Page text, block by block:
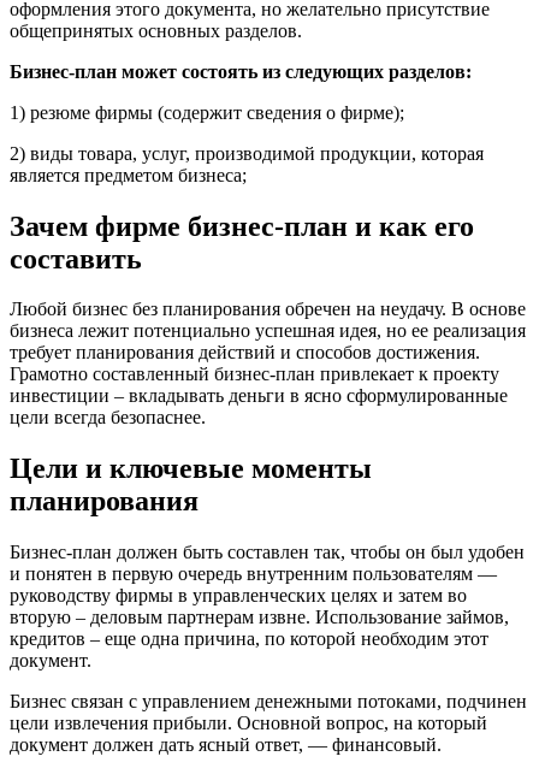
оформления этого документа, но желательно присутствие
общепринятых основных разделов.
Бизнес-план может состоять из следующих разделов:
1) резюме фирмы (содержит сведения о фирме);
2) виды товара, услуг, производимой продукции, которая
является предметом бизнеса;
Зачем фирме бизнес-план и как его
составить
Любой бизнес без планирования обречен на неудачу. В основе
бизнеса лежит потенциально успешная идея, но ее реализация
требует планирования действий и способов достижения.
Грамотно составленный бизнес-план привлекает к проекту
инвестиции – вкладывать деньги в ясно сформулированные
цели всегда безопаснее.
Цели и ключевые моменты
планирования
Бизнес-план должен быть составлен так, чтобы он был удобен
и понятен в первую очередь внутренним пользователям —
руководству фирмы в управленческих целях и затем во
вторую – деловым партнерам извне. Использование займов,
кредитов – еще одна причина, по которой необходим этот
документ.
Бизнес связан с управлением денежными потоками, подчинен
цели извлечения прибыли. Основной вопрос, на который
документ должен дать ясный ответ, — финансовый.